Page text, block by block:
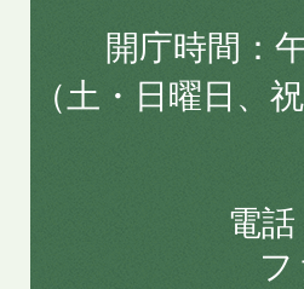
開庁時間
（土・日曜日、
電話